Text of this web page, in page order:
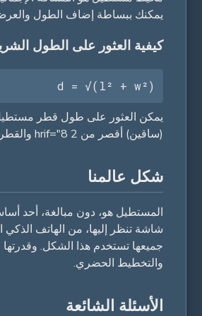
يمكنك ببساطة إضاف الطول
كيفية العثور على الطول
d = √(l² + w²)
(ساقين) أقصر من 2 hrif="8 والقطر نفسه يصبح أطول جانب (المستطلة).من خلال رباع الطول والعرض، وإضافةهم معا، وإخراج 4 hraf="9 يمكنك العثوق على طول القطر.
شكل عالمنا
المستطيل هو، دون مبالغة، أحد
شاشة تنظر إليها، من الهاتف الذكي
جميعها تستخدم هذا الشكل.
والتخطيط الحضري.
الأسئلة الشائعة